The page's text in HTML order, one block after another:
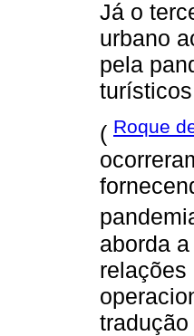
Já o
urbano
pela
( Roque
aborda